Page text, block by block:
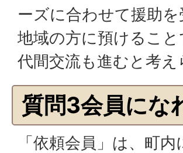
ーズに合わせて援助
地域の方に預けるこ
代間交流も進むと考え
質問3会員にな
「依頼会員」は、町